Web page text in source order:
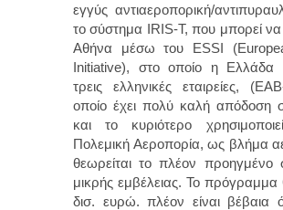
εγγύς αντιαεροπορική/
το σύστημα IRIS-T, που μπορεί να
Αθήνα μέσω του ESSI
Initiative), στο οποίο η Ελλάδα
τρεις ελληνικές εταιρείες,
οποίο έχει πολύ καλή απόδοση
και το κυριότερο
Πολεμική Αεροπορία, ως βλήμα
θεωρείται το πλέον προηγμένο
μικρής εμβέλειας. Το πρόγραμμα
δισ. ευρώ. πλέον είναι βέβαια